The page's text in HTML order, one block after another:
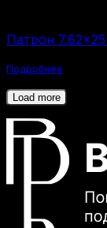
Патрон
Подробнее
Load more